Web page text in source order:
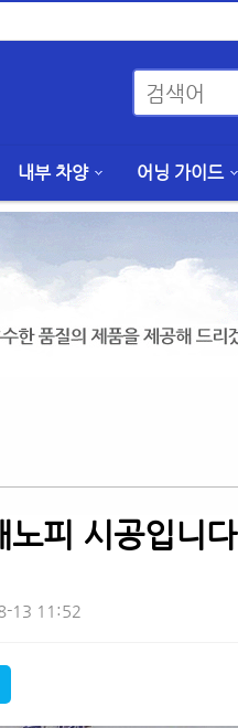
내부 차양 어닝 가이드
노피 시공입니다
13 11:52